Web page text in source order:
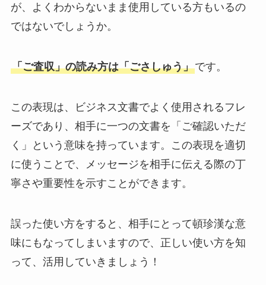
が、よくわからないまま使用している方もいるの
ではないでしょうか。
「ご査収」の読み方は「ごさしゅう」です。
この表現は、ビジネス文書でよく使用されるフレ
ーズであり、相手に一つの文書を「ご確認いただ
く」という意味を持っています。この表現を適切
に使うことで、メッセージを相手に伝える際の丁
寧さや重要性を示すことができます。
誤った使い方をすると、相手にとって頓珍漢な意
味にもなってしまいますので、正しい使い方を知
って、活用していきましょう！